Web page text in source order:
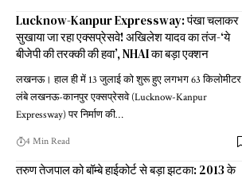
Lucknow-Kanpur Expressway: पंखा चलाकर
सुखाया जा रहा एक्सप्रेसवे! अखिलेश यादव का तंज-‘ये
बीजेपी की तरक्की की हवा’, NHAI का बड़ा एक्शन
लखनऊ। हाल ही में 13 जुलाई को शुरू हुए लगभग 63 किलोमीटर
लंबे लखनऊ-कानपुर एक्सप्रेसवे (Lucknow-Kanpur
Expressway) पर निर्माण की…
4 Min Read
तरुण तेजपाल को बॉम्बे हाईकोर्ट से बड़ा झटका: 2013 के